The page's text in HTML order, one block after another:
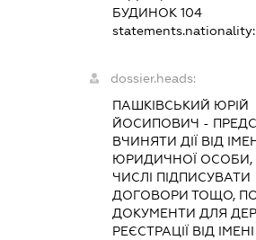
БУДИНОК 104
statements.nationality:
dossier.heads:
ПАШКІВСЬКИЙ ЮРІЙ
ЙОСИПОВИЧ -
ВЧИНЯТИ ДІЇ ВІД
ЮРИДИЧНОЇ ОСОБИ,
ЧИСЛІ ПІДПИСУВАТИ
ДОГОВОРИ ТОЩО,
ДОКУМЕНТИ ДЛЯ
РЕЄСТРАЦІЇ ВІД ІМЕНІ